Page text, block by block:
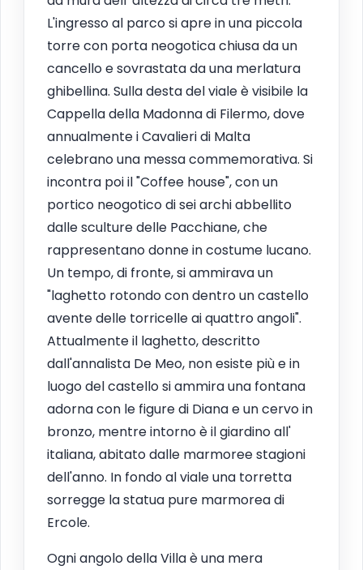
L'ingresso al parco si apre in una piccola
torre con porta neogotica chiusa da un
cancello e sovrastata da una merlatura
ghibellina. Sulla desta del viale è visibile la
Cappella della Madonna di Filermo, dove
annualmente i Cavalieri di Malta
celebrano una messa commemorativa. Si
incontra poi il "Coffee house", con un
portico neogotico di sei archi abbellito
dalle sculture delle Pacchiane, che
rappresentano donne in costume lucano.
Un tempo, di fronte, si ammirava un
"laghetto rotondo con dentro un castello
avente delle torricelle ai quattro angoli".
Attualmente il laghetto, descritto
dall'annalista De Meo, non esiste più e in
luogo del castello si ammira una fontana
adorna con le figure di Diana e un cervo in
bronzo, mentre intorno è il giardino all'
italiana, abitato dalle marmoree stagioni
dell'anno. In fondo al viale una torretta
sorregge la statua pure marmorea di
Ercole.
Ogni angolo della Villa è una mera